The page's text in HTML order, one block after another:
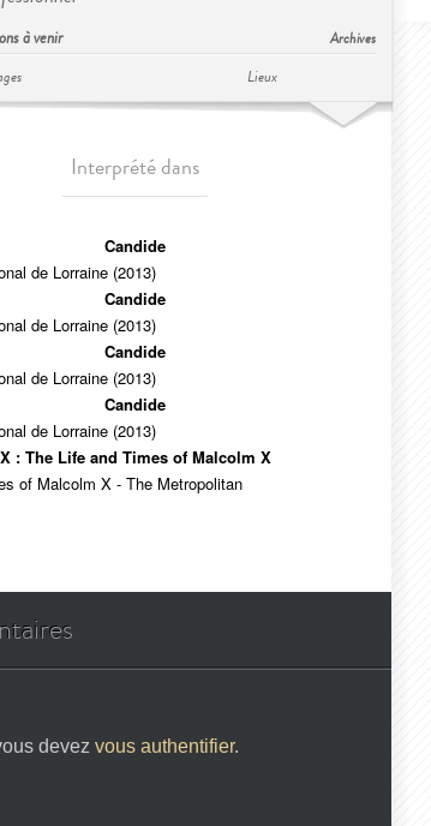
à venir Archives
Lieux
Interprété dans
Candide
de Lorraine (2013)
Candide
de Lorraine (2013)
Candide
de Lorraine (2013)
Candide
de Lorraine (2013)
X : The Life and Times of Malcolm X
of Malcolm X - The Metropolitan
devez vous authentifier.